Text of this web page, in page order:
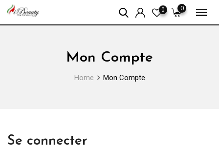
Skip
0
0
Mon Compte
Home Mon Compte
Se connecter